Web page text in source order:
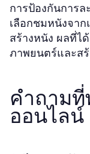
การป้องกันการ
เลือกชมหนังจา
สร้างหนัง ผลที่ไ
ภาพยนตร์และส
คำถาม
ออนไลน์